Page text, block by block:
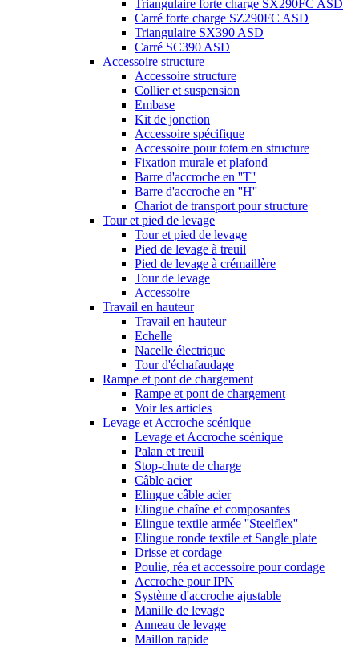
Triangulaire forte charge SX290FC ASD
Carré forte charge SZ290FC ASD
Triangulaire SX390 ASD
Carré SC390 ASD
Accessoire structure
Accessoire structure
Collier et suspension
Embase
Kit de jonction
Accessoire spécifique
Accessoire pour totem en structure
Fixation murale et plafond
Barre d'accroche en ''T''
Barre d'accroche en ''H''
Chariot de transport pour structure
Tour et pied de levage
Tour et pied de levage
Pied de levage à treuil
Pied de levage à crémaillère
Tour de levage
Accessoire
Travail en hauteur
Travail en hauteur
Echelle
Nacelle électrique
Tour d'échafaudage
Rampe et pont de chargement
Rampe et pont de chargement
Voir les articles
Levage et Accroche scénique
Levage et Accroche scénique
Palan et treuil
Stop-chute de charge
Câble acier
Elingue câble acier
Elingue chaîne et composantes
Elingue textile armée ''Steelflex''
Elingue ronde textile et Sangle plate
Drisse et cordage
Poulie, réa et accessoire pour cordage
Accroche pour IPN
Système d'accroche ajustable
Manille de levage
Anneau de levage
Maillon rapide